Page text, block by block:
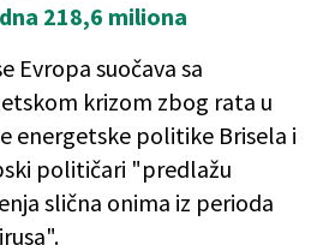
218,6 miliona
Evropa suočava sa
krizom zbog rata u
energetske politike Brisela i
političari "predlažu
slična onima iz perioda